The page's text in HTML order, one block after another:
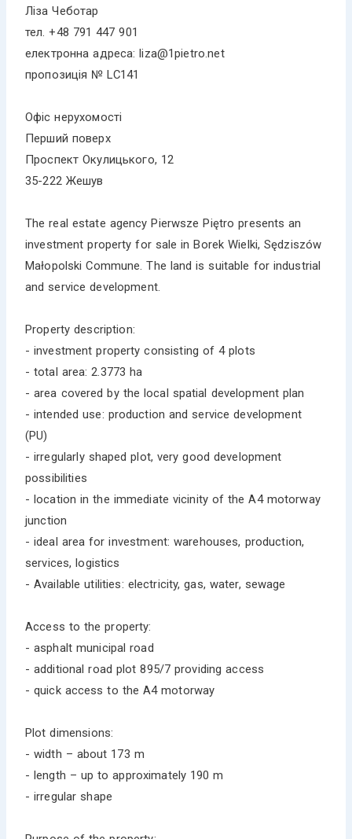
Ліза Чеботар
тел. +48 791 447 901
електронна адреса: liza@1pietro.net
пропозиція № LC141
Офіс нерухомості
Перший поверх
Проспект Окулицького, 12
35-222 Жешув
The real estate agency Pierwsze Piętro presents an
investment property for sale in Borek Wielki, Sędziszów
Małopolski Commune. The land is suitable for industrial
and service development.
Property description:
- investment property consisting of 4 plots
- total area: 2.3773 ha
- area covered by the local spatial development plan
- intended use: production and service development
(PU)
- irregularly shaped plot, very good development
possibilities
- location in the immediate vicinity of the A4 motorway
junction
- ideal area for investment: warehouses, production,
services, logistics
- Available utilities: electricity, gas, water, sewage
Access to the property:
- asphalt municipal road
- additional road plot 895/7 providing access
- quick access to the A4 motorway
Plot dimensions:
- width – about 173 m
- length – up to approximately 190 m
- irregular shape